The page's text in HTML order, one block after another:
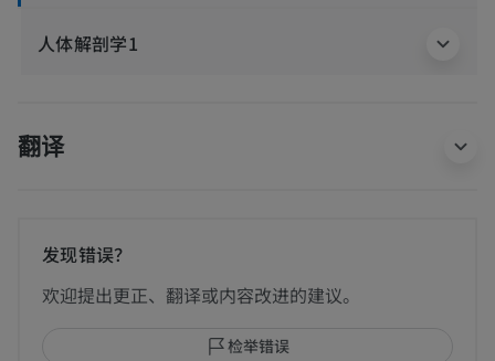
人体解剖学1
翻译
发现错误？
欢迎提出更正、翻译或内容改进的建议。
检举错误